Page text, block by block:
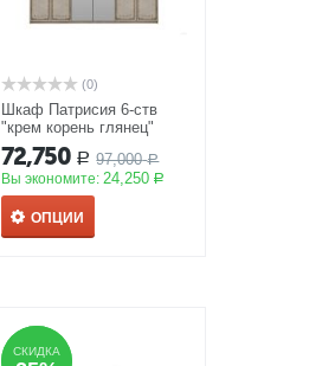
(0)
Шкаф Патрисия 6-ств
"крем корень глянец"
АКЦИЯ
72,750 Р 97,000 Р
Вы экономите:24,250 Р
ОПЦИИ
СКИДКА
СКИДКА